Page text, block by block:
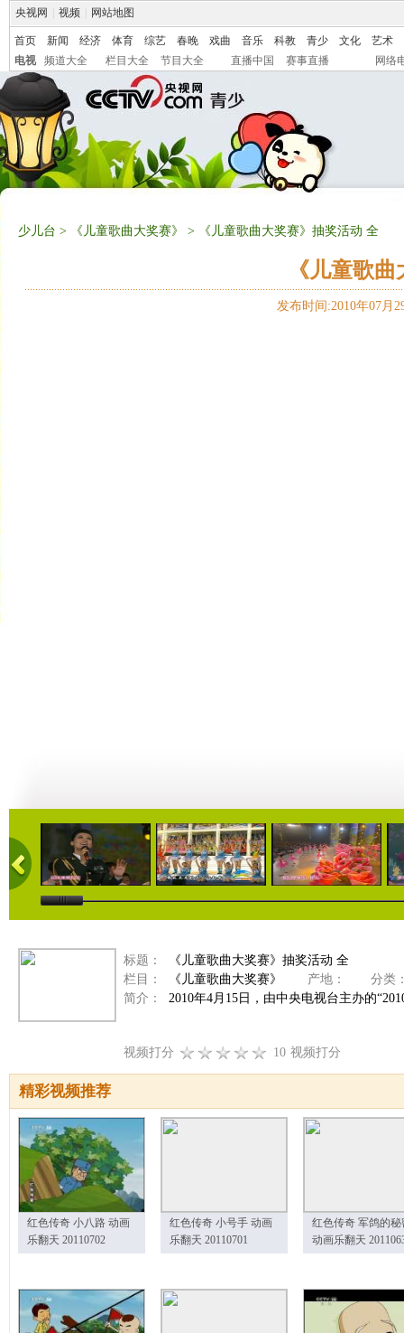
央视网 视频 网站地图
首页 新闻 经济 体育 综艺 春晚 戏曲 音乐 科教 青少 文化
艺术
电视
频道大全 栏目大全 节目大全 直播中国 赛事直播 网络
少儿台 > 《儿童歌曲大奖赛》 > 《儿童歌曲大奖赛》抽奖活动 全
《儿童歌
发布时间:2010年07月
02:47 02:16 03:30
标题：
《儿童歌曲大奖赛》抽奖活动 全
栏目：
《儿童歌曲大奖赛》 产地：
分类
简介：
2010年4月15日，由中央电视台主办的
视频打分 10 视频打分
精彩视频推荐
红色传奇 小八路 动画
乐翻天 20110702
红色传奇 小号手 动画
乐翻天 20110701
红色传奇 军鸽的秘
动画乐翻天